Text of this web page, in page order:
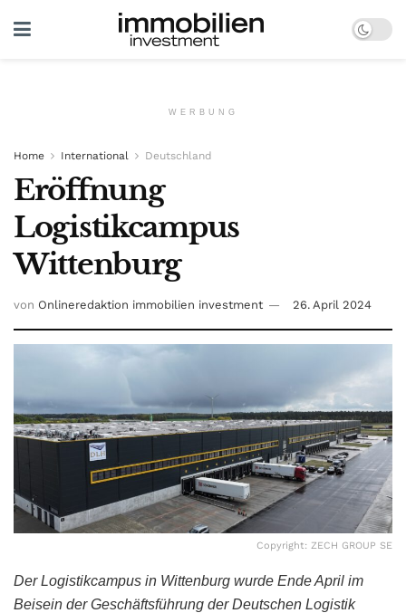
WERBUNG
Home International Deutschland
Eröffnung
Logistikcampus
Wittenburg
von Onlineredaktion immobilien investment 26. April 2024
Copyright: ZECH GROUP SE
Der Logistikcampus in Wittenburg wurde Ende April im
Beisein der Geschäftsführung der Deutschen Logistik